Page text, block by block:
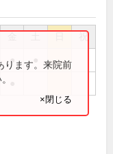
祝
●
ります。来院前
×閉じる